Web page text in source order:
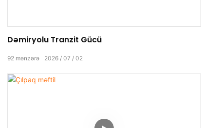
Dəmiryolu Tranzit Gücü
2026 07 02
92 mənzərə